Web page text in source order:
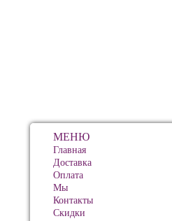
МЕНЮ
Главная
Доставка
Оплата
Мы
Контакты
Скидки